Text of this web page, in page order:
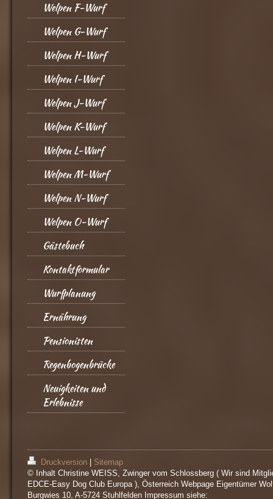
Welpen F-Wurf
Welpen G-Wurf
Welpen H-Wurf
Welpen I-Wurf
Welpen J-Wurf
Welpen K-Wurf
Welpen L-Wurf
Welpen M-Wurf
Welpen N-Wurf
Welpen O-Wurf
Gästebuch
Kontaktformular
Wurfplanung
Ernährung
Pensionisten
Regenbogenbrücke
Neuigkeiten und
Erlebnisse
Druckversion
Sitemap
© Inhalt Christine WEISS, Zwinger vom Schlossberg ( Wir sind
EDCE-Easy Dog Club Europa ), Österreich Webpage Eigentümer
Burgwies 10, A-5724 Stuhlfelden Impressum siehe: